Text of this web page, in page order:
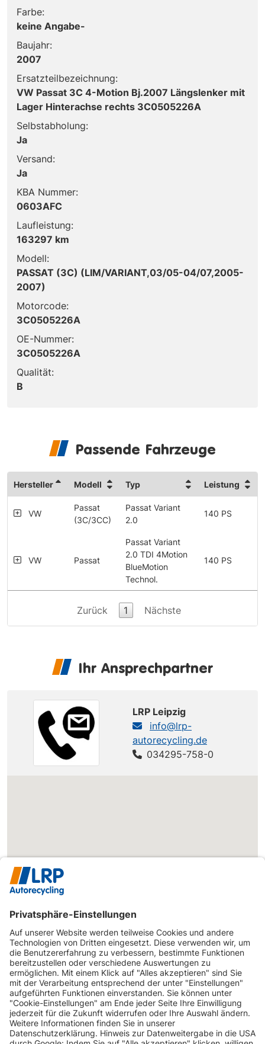
Farbe:
keine Angabe-
Baujahr:
2007
Ersatzteilbezeichnung:
VW Passat 3C 4-Motion Bj.2007 Längslenker mit
Lager Hinterachse rechts 3C0505226A
Selbstabholung:
Ja
Versand:
Ja
KBA Nummer:
0603AFC
Laufleistung:
163297 km
Modell:
PASSAT (3C) (LIM/VARIANT,03/05-04/07,2005-
2007)
Motorcode:
3C0505226A
OE-Nummer:
3C0505226A
Qualität:
B
Passende Fahrzeuge
Hersteller Modell Typ Leistung
VW
Passat
(3C/3CC)
Passat Variant
2.0
140 PS
VW Passat
Passat Variant
2.0 TDI 4Motion
BlueMotion
Technol.
140 PS
Zurück 1 Nächste
Ihr Ansprechpartner
LRP Leipzig
info@lrp-
autorecycling.de
034295-758-0
INFORMATIONEN